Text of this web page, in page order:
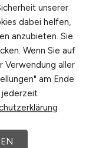
IT GmbH
unserer
dabei helfen,
anzubieten. Sie
Wenn Sie auf
Verwendung aller
am Ende
jederzeit